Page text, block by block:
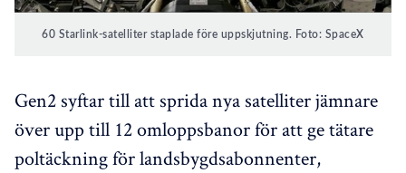
60 Starlink-satelliter staplade före uppskjutning. Foto: SpaceX
Gen2 syftar till att sprida nya satelliter jämnare
över upp till 12 omloppsbanor för att ge tätare
poltäckning för landsbygdsabonnenter,